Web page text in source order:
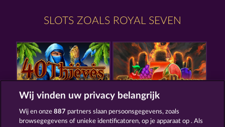
SLOTS ZOALS ROYAL SEVEN
40 THIEVES TOWER OF POWER
Wij vinden uw privacy belangrijk
Wij en onze887 partners slaan persoonsgegevens, zoals
browsegegevens of unieke identificatoren, op je apparaat op . Als